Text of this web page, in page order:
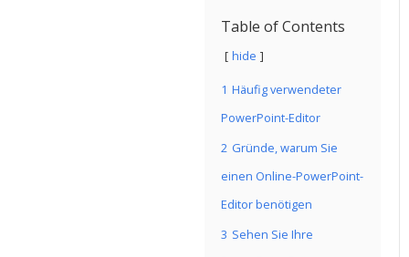
Table of Contents
hide
1 Häufig verwendeter
PowerPoint-Editor
2 Gründe, warum Sie
einen Online-PowerPoint-
Editor benötigen
3 Sehen Sie Ihre